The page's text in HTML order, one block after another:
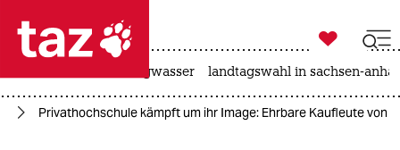
 taz zahl ich
taz zahl ich

taz zahl ich
niedrigwasser landtagswahl in sachsen-
Privathochschule kämpft um ihr Image: Ehrbare Kaufleute von